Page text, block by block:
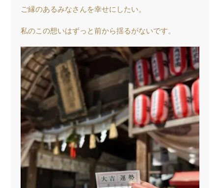
ご縁のあるみなさんを幸せにしたい。
私のこの想いはずっと前から揺るがないです。